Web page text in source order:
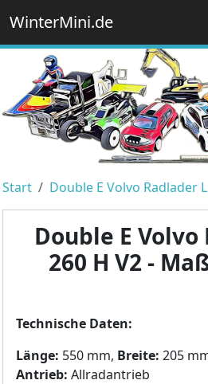
WinterMini.de
Start Double E Volvo Radlader
Double E
260 H V2 -
Technische Daten:
Länge: 550 mm, Breite: 205
Antrieb: Allradantrieb